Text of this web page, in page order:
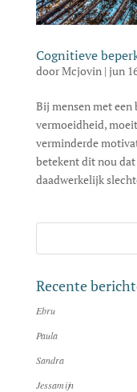
Cognitieve
doorMcjovin| jun
Bij mensen met
vermoeidheid,
verminderde
betekent dit nou
daadwerkelijk
Recente
Ebru
Paula
Sandra
Jessamijn